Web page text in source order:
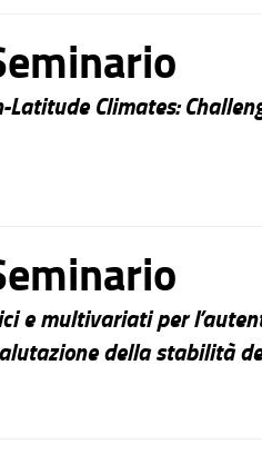
Climates:
e multivariati per
della stabilità